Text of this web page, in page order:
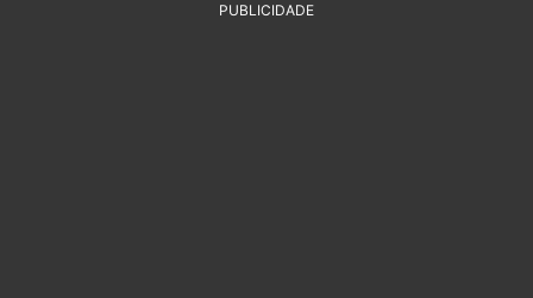
PUBLICIDADE